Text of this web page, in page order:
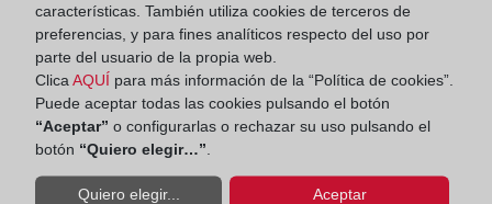
La Ley de Sociedades de Capital reforma las
cotizadas
características. También utiliza cookies de terceros de
preferencias, y para fines analíticos respecto del uso por
parte del usuario de la propia web.
Clica AQUÍ para más información de la “Política de cookies”.
Puede aceptar todas las cookies pulsando el botón
“Aceptar” o configurarlas o rechazar su uso pulsando el
botón “Quiero elegir…”
Quiero elegir... Aceptar